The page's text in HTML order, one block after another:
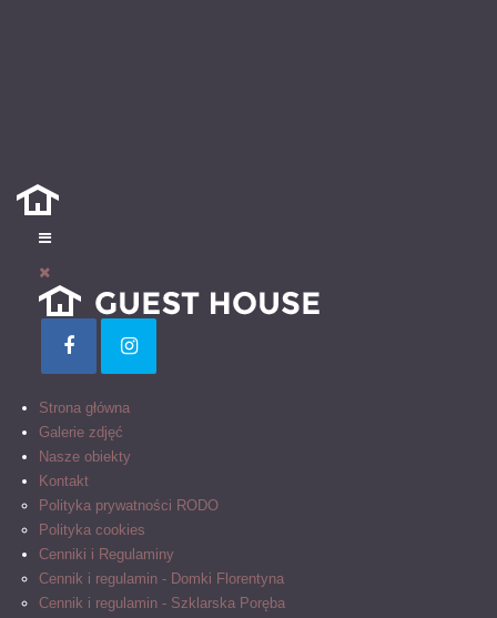
Strona główna
Galerie zdjęć
Nasze obiekty
Kontakt
Polityka prywatności RODO
Polityka cookies
Cenniki i Regulaminy
Cennik i regulamin - Domki Florentyna
Cennik i regulamin - Szklarska Poręba